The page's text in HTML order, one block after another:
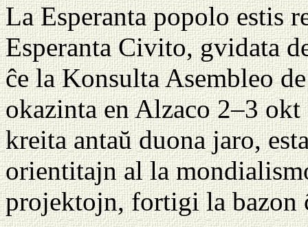
La Esperanta popolo estis
Esperanta Civito, gvidata
ĉe la Konsulta Asembleo
okazinta en Alzaco 2–3
kreita antaŭ duona jaro,
orientitajn al la
projektojn, fortigi la bazon